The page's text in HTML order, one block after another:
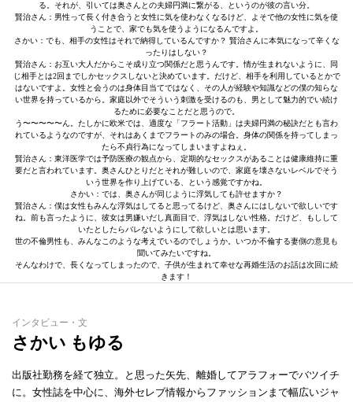
る。それが、引いては奥さんとの夫婦円満に繋がる、というのが彼の言い分。
賢治さん：男性って長く付き合うと女性に気を使わなくなるけど、よそで他の女性に気を使
うことで、家でも気を使うようになるんですよ。
さかい：でも、相手の女性はそれで納得しているんですか？ 賢治さんに本気になって辛くな
ったりはしない？
賢治さん：お互い大人だからこそ成り立つ関係だと思うんです。情が生まれないように、同
じ相手とは2回までしかセックスしないと決めています。だけど、相手を利用しているとかで
はないですよ。女性と会うのは身体目当てではなく、その人が経験や知識などの僕の知らな
い世界を持っているから。家庭以外でそういう刺激を受けるのも、男として魅力的でい続け
るために必要なことだと思うので。
う〜〜〜〜〜ん。たしかに欧米では、適度な「フラート活動」は夫婦円満の秘訣だとも言わ
れているようなのですが、それはあくまでフラートのみの場合。身体の関係を持ってしまっ
たら不貞行為になってしまいますよねぇ。
賢治さん：東洋医学では予防医療の観点から、定期的なセックスがあることは健康維持に重
要だと言われています。奥さんひとりだとそれが難しいので、家庭を壊さないレベルでそう
いう世界を作り上げている、という感覚ですかね。
さかい：では、奥さんが同じように浮気しても許せますか？
賢治さん：僕は女性もみんな浮気はしてると思ってるけど、奥さんにはしないで欲しいです
ね。前も言ったように、彼女は男嫌いだし真面目で、浮気はしない性格。だけど、もしして
いたとしたらバレないようにして欲しいとは思います。
世の不倫男性も、みんなこのような考えでいるのでしょうか。いつか不倫する妻側の意見も
聞いてみたいですね。
そんなわけで、長くなってしまったので、子供が生まれて幸せな再婚生活のお話は次回に続
きます！
インタビュー・文
さかい もゆる
出版社勤務を経て独立。と思った矢先、離婚してアラフォーでバツイチ
に。女性誌を中心に、海外セレブ情報からファッションまで幅広いジャ